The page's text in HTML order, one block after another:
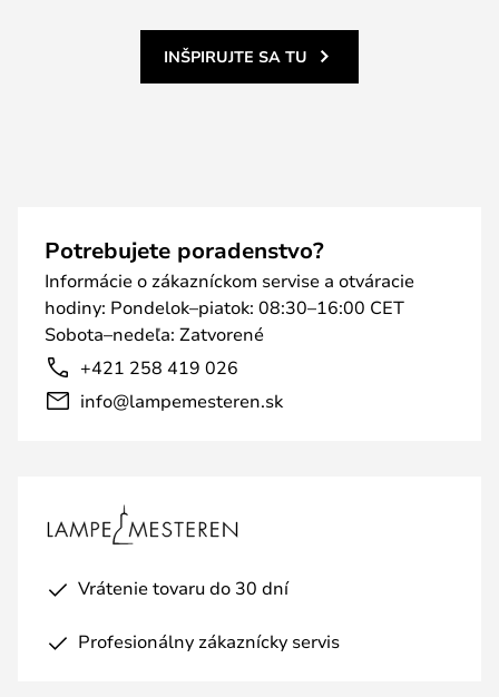
INŠPIRUJTE SA TU
Potrebujete poradenstvo?
Informácie o zákazníckom servise a otváracie
hodiny: Pondelok–piatok: 08:30–16:00 CET
Sobota–nedeľa: Zatvorené
+421 258 419 026
info@lampemesteren.sk
Vrátenie tovaru do 30 dní
Profesionálny zákaznícky servis